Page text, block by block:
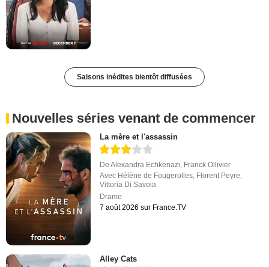
Saisons inédites bientôt diffusées
Nouvelles séries venant de commencer
La mère et l'assassin
DeAlexandra Echkenazi, Franck Ollivier
Avec Hélène de Fougerolles, Florent Peyre,
Vittoria Di Savoia
Drame
7 août 2026 sur France.TV
Alley Cats